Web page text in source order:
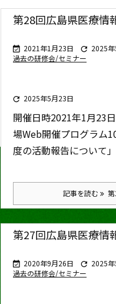
第28回広島県医療情
 2021年1月23日  2025
過去の研修会/セミナー
 2025年5月23日
開催日時2021年1月23
場Web開催プログラム
度の活動報告に
記事を読む
第27回広島県医療情
 2020年9月26日  2025
過去の研修会/セミナー